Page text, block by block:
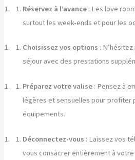
Réservez à l’avance : Les love
surtout les week-ends et pour les
Choisissez vos options :
séjour avec des prestations
Préparez votre valise : Pensez à
légères et sensuelles pour profiter
équipements.
Déconnectez-vous : Laissez vos
vous consacrer entièrement à